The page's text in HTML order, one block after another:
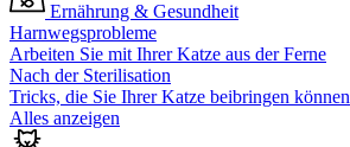
Ernährung & Gesundheit
Harnwegsprobleme
Arbeiten Sie mit Ihrer Katze aus der Ferne
Nach der Sterilisation
Tricks, die Sie Ihrer Katze beibringen können
Alles anzeigen